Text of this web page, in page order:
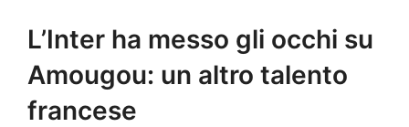
L’Inter ha messo gli occhi su
Amougou: un altro talento
francese